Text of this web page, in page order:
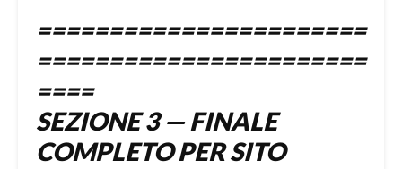
=======================
=======================
====
SEZIONE 3 — FINALE
COMPLETO PER SITO